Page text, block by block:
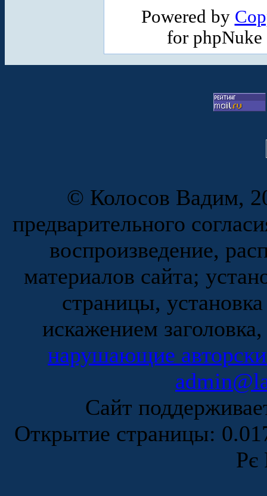
Powered by
for
© Колосов Вадим,
предварительного
воспроизведение,
материалов сайта;
страницы,
искажением
нарушающие
Сайт
Открытие страницы:
Рє